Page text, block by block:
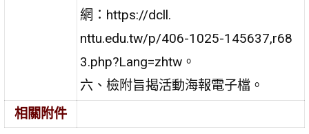
網：https://dcll.
nttu.edu.tw/p/406-1025-145637,r68
3.php?Lang=zhtw。
六、檢附旨揭活動海報電子檔。
相關附件